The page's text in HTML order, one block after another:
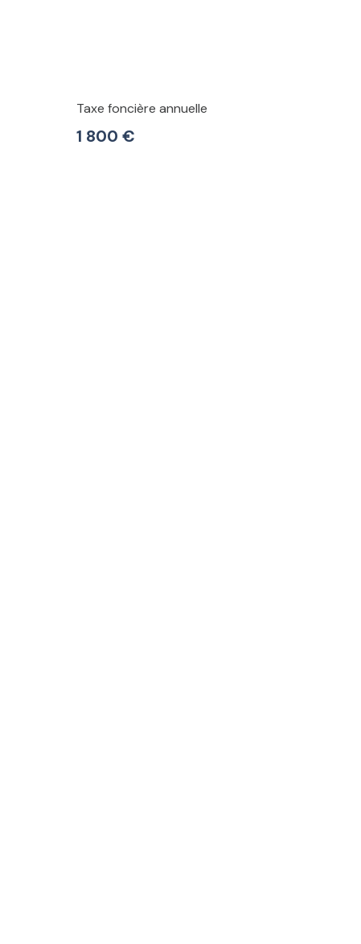
Taxe foncière annuelle
1 800 €